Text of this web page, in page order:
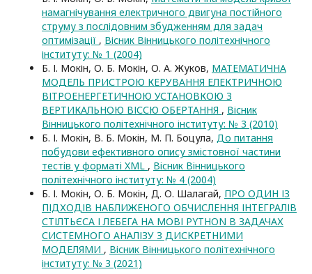
намагнічування електричного двигуна постійного
струму з послідовним збудженням для задач
оптимізації , Вісник Вінницького політехнічного
інституту: № 1 (2004)
Б. І. Мокін, О. Б. Мокін, О. А. Жуков, МАТЕМАТИЧНА
МОДЕЛЬ ПРИСТРОЮ КЕРУВАННЯ ЕЛЕКТРИЧНОЮ
ВІТРОЕНЕРГЕТИЧНОЮ УСТАНОВКОЮ З
ВЕРТИКАЛЬНОЮ ВІССЮ ОБЕРТАННЯ , Вісник
Вінницького політехнічного інституту: № 3 (2010)
Б. І. Мокін, В. Б. Мокін, М. П. Боцула, До питання
побудови ефективного опису змістовної частини
тестів у форматі XML , Вісник Вінницького
політехнічного інституту: № 4 (2004)
Б. І. Мокін, О. Б. Мокін, Д. О. Шалагай, ПРО ОДИН ІЗ
ПІДХОДІВ НАБЛИЖЕНОГО ОБЧИСЛЕННЯ ІНТЕГРАЛІВ
СТІЛТЬЄСА І ЛЕБЕГА НА МОВІ PYTHON В ЗАДАЧАХ
СИСТЕМНОГО АНАЛІЗУ З ДИСКРЕТНИМИ
МОДЕЛЯМИ , Вісник Вінницького політехнічного
інституту: № 3 (2021)